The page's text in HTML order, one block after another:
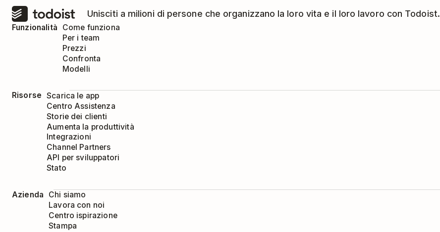
Unisciti a milioni di persone che organizzano la loro vita e il loro lavoro con Todoist.
Funzionalità
Come funziona
Per i team
Prezzi
Confronta
Modelli
Risorse Scarica le app
Centro Assistenza
Storie dei clienti
Aumenta la produttività
Integrazioni
Channel Partners
API per sviluppatori
Stato
Azienda
Chi siamo
Lavora con noi
Centro ispirazione
Stampa